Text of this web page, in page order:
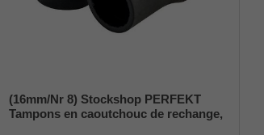
(16mm/Nr 8) Stockshop PERFEKT
Tampons en caoutchouc de rechange,